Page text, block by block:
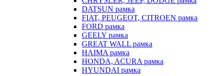
DATSUN рамка
FIAT, PEUGEOT, CITROEN рамка
FORD рамка
GEELY рамка
GREAT WALL рамка
HAIMA рамка
HONDA, ACURA рамка
HYUNDAI рамка